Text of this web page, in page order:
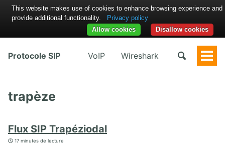
Protocole SIP VoIP Wireshark
trapèze
Flux SIP Trapéziodal
17 minutes de lecture
This website makes use of cookies to enhance browsing experience and
provide additional functionality.
Privacy policy
Disallow cookies
Allow cookies